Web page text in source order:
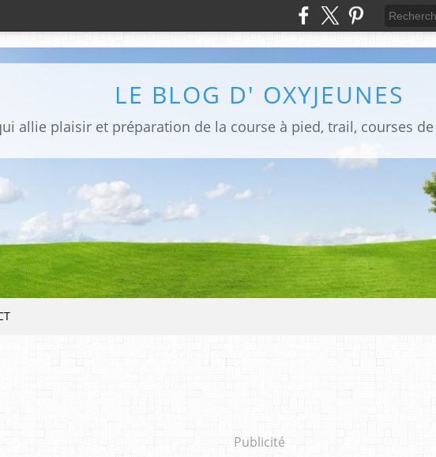
LE BLOG D' OXYJEUNES
allie plaisir et préparation de la course à pied, trail, courses
Publicité